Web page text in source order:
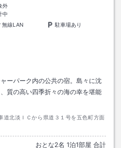
外
中
無線LAN
駐車場あり
ーパーク内の公共の宿。島々に沈
質の高い四季折々の海の幸を堪能
道北淡ＩＣから県道３１号を五色町方面
おとな2名 1泊1部屋 合計